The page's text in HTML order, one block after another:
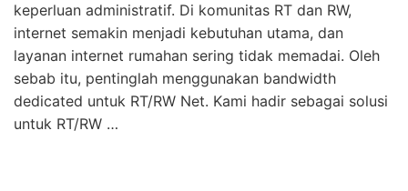
keperluan administratif. Di komunitas RT dan RW,
internet semakin menjadi kebutuhan utama, dan
layanan internet rumahan sering tidak memadai. Oleh
sebab itu, pentinglah menggunakan bandwidth
dedicated untuk RT/RW Net. Kami hadir sebagai solusi
untuk RT/RW …